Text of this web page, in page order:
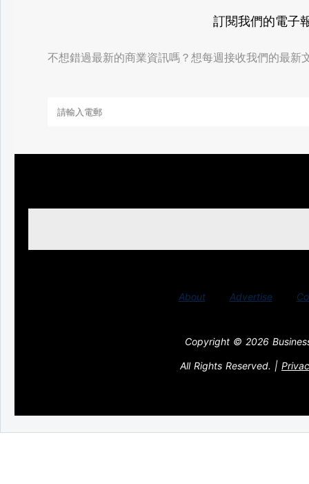
訂閱我們的電子
不想錯過最新的商業資訊嗎？想每週接收我們的最新
About Advertise
Copyright © 2026
All Rights Reserved. |